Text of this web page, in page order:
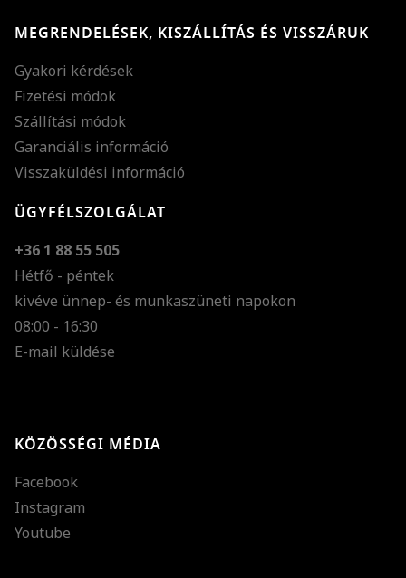
MEGRENDELÉSEK, KISZÁLLÍTÁS ÉS VISSZÁRUK
Gyakori kérdések
Fizetési módok
Szállítási módok
Garanciális információ
Visszaküldési információ
ÜGYFÉLSZOLGÁLAT
+36 1 88 55 505
Hétfő - péntek
kivéve ünnep- és munkaszüneti napokon
08:00 - 16:30
E-mail küldése
KÖZÖSSÉGI MÉDIA
Facebook
Instagram
Youtube